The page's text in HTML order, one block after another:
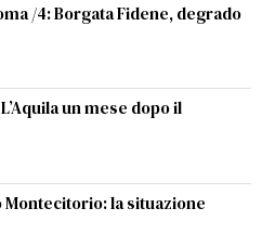
/4: Borgata Fidene, degrado
un mese dopo il
la situazione